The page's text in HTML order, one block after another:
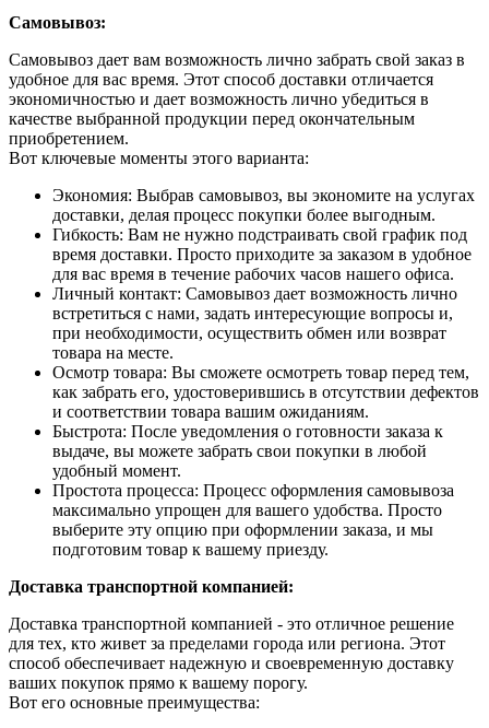
Самовывоз:
Самовывоз дает вам возможность лично забрать свой заказ в
удобное для вас время. Этот способ доставки отличается
экономичностью и дает возможность лично убедиться в
качестве выбранной продукции перед окончательным
приобретением.
Вот ключевые моменты этого варианта:
Экономия: Выбрав самовывоз, вы экономите на услугах
доставки, делая процесс покупки более выгодным.
Гибкость: Вам не нужно подстраивать свой график под
время доставки. Просто приходите за заказом в удобное
для вас время в течение рабочих часов нашего офиса.
Личный контакт: Самовывоз дает возможность лично
встретиться с нами, задать интересующие вопросы и,
при необходимости, осуществить обмен или возврат
товара на месте.
Осмотр товара: Вы сможете осмотреть товар перед тем,
как забрать его, удостоверившись в отсутствии дефектов
и соответствии товара вашим ожиданиям.
Быстрота: После уведомления о готовности заказа к
выдаче, вы можете забрать свои покупки в любой
удобный момент.
Простота процесса: Процесс оформления самовывоза
максимально упрощен для вашего удобства. Просто
выберите эту опцию при оформлении заказа, и мы
подготовим товар к вашему приезду.
Доставка транспортной компанией:
Доставка транспортной компанией - это отличное решение
для тех, кто живет за пределами города или региона. Этот
способ обеспечивает надежную и своевременную доставку
ваших покупок прямо к вашему порогу.
Вот его основные преимущества: